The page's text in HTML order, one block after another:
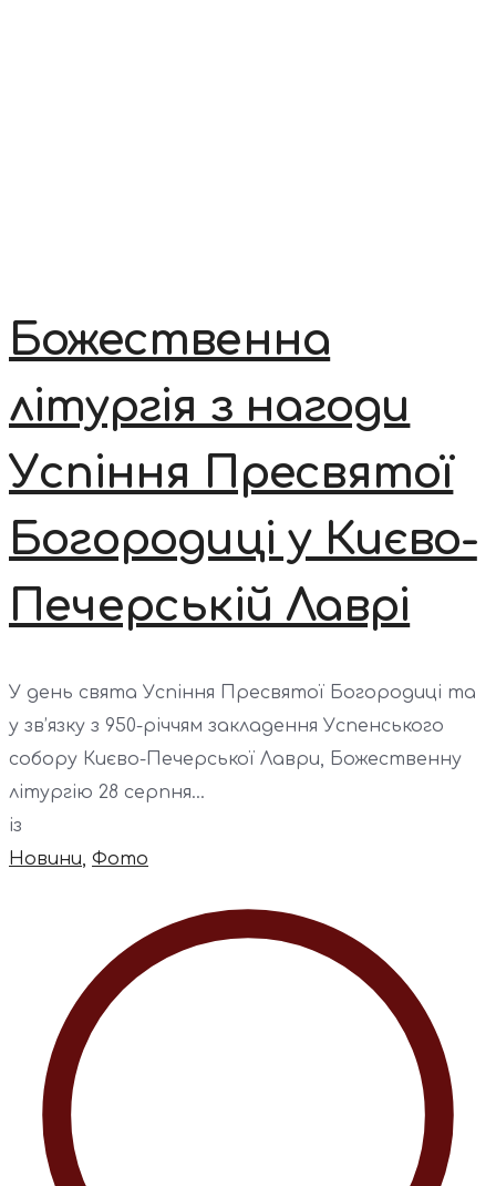
Божественна
літургія з нагоди
Успіння Пресвятої
Богородиці у Києво-
Печерській Лаврі
У день свята Успіння Пресвятої Богородиці та
у зв’язку з 950-річчям закладення Успенського
собору Києво-Печерської Лаври, Божественну
літургію 28 серпня...
із
Новини, Фото